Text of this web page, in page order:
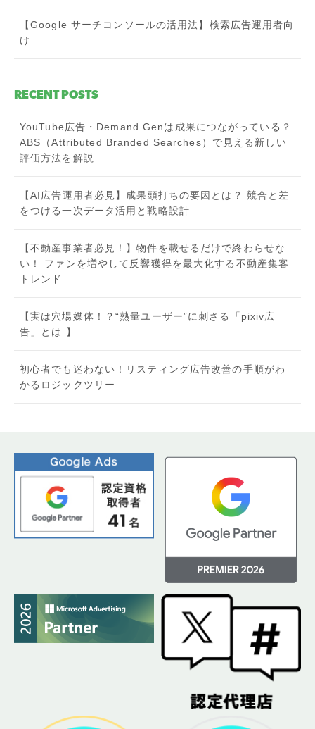
【Google サーチコンソールの活用法】検索広告運用者向
け
RECENT POSTS
YouTube広告・Demand Genは成果につながっている？
ABS（Attributed Branded Searches）で見える新しい
評価方法を解説
【AI広告運用者必見】成果頭打ちの要因とは？ 競合と差
をつける一次データ活用と戦略設計
【不動産事業者必見！】物件を載せるだけで終わらせな
い！ ファンを増やして反響獲得を最大化する不動産集客
トレンド
【実は穴場媒体！？“熱量ユーザー”に刺さる「pixiv広
告」とは 】
初心者でも迷わない！リスティング広告改善の手順がわ
かるロジックツリー